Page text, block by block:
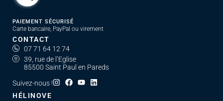
PAIEMENT SÉCURISÉ
Carte bancaire, PayPal ou virement
CONTACT
07 71 64 12 74
39, rue de l’Eglise
85500 Saint Paul en Pareds
Suivez-nous !
HÉLINOVE